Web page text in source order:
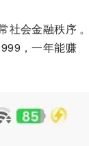
会金融秩序 。
，一年能赚